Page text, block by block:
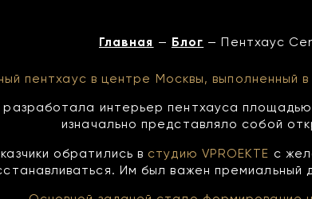
Главная — Блог — Пентхаус
пентхаус в центре Москвы, выполненный
разработала интерьер пентхауса
изначально представляло собой
обратились в студию VPROEKTE с
Им был важен